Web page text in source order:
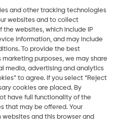
複写・転載を禁じます。
地域を変更する
and other tracking technologies
websites and to collect
the websites, which include IP
information, and may include
To provide the best
marketing purposes, we may share
media, advertising and analytics
to agree. If you select “Reject
cookies are placed. By
have full functionality of the
that may be offered. Your
and this browser and
に滞在
サイトを見る